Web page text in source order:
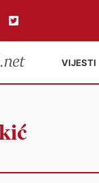
VIJESTI